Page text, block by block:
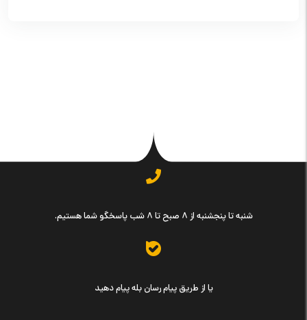
شنبه تا پنجشنبه از ۸ صبح تا ۸ شب پاسخگو شما هستیم.
یا از طریق پیام رسان بله پیام دهید